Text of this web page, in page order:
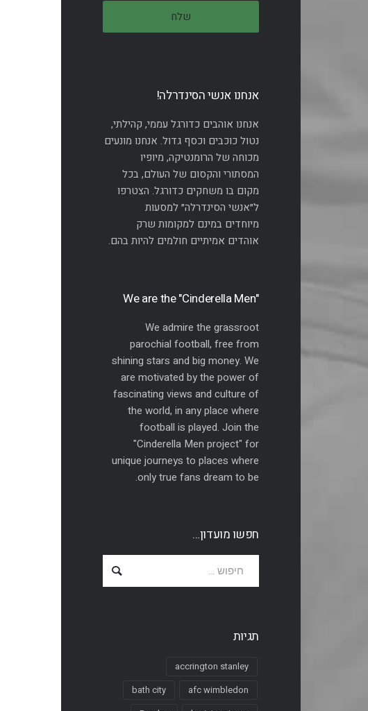
אנחנו אנשי הסינדרלה!
אנחנו אוהבים כדורגל עממי, קהילתי,
נטול כוכבים וכסף גדול. אנחנו מונעים
מכוחה של הרומנטיקה, מיופיו
המסתורי והקסום של העולם, בכל
מקום בו משחקים כדורגל. הצטרפו
ל״אנשי הסינדרלה״ למסעות
מיוחדים במינם למקומות שרק
אוהדים אמיתיים חולמים להיות בהם.
"We are the "Cinderella Men
We admire the grassroot
parochial football, free from
shining stars and big money. We
are motivated by the power of
fascinating views and culture of
the world, in any place where
football is played. Join the
"Cinderella Men project" for
unique journeys to places where
only true fans dream to be.
חפשו מועדון…
תגיות
accrington stanley
afc wimbledon
bath city